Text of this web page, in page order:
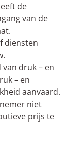
de
van de
diensten
druk – en
– en
aanvaard.
niet
prijs te